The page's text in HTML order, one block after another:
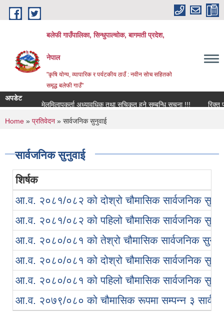
Skip to main content
बलेफी गाउँपालिका, सिन्धुपाल्चोक, बागमती प्रदेश,
नेपाल
"कृषि योग्य, व्यापारिक र पर्यटकीय ठाउँ : नवीन सोच सहितको
समृद्ध बलेफी गाउँ"
अपडेट
मेलमिलापकर्ता अध्यावधिक तथा सूचिकृत हुने सम्बन्धि सूचना !!!
रिक्त
You are here
Home » प्रतिवेदन » सार्वजनिक सुनुवाई
सार्वजनिक सुनुवाई
शिर्षक
आ.व. २०८१/०८२ को दोश्रो चौमासिक सार्वजनिक
आ.व. २०८१/०८२ को पहिलो चौमासिक सार्वजनिक
आ.व. २०८०/०८१ को तेश्रो चौमासिक सार्वजनिक
आ.व. २०८०/०८१ को दोश्रो चौमासिक सार्वजनिक
आ.व. २०८०/०८१ को पहिलो चौमासिक सार्वजनिक
आ.व. २०७९/०८० को चौमासिक रूपमा सम्पन्न ३